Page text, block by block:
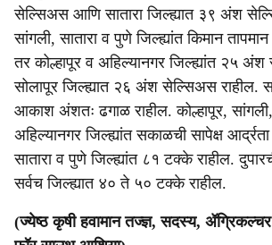
सेल्सिअस आणि सातारा जिल्ह्यात ३९ अंश
सांगली, सातारा व पुणे जिल्ह्यांत किमान
तर कोल्हापूर व अहिल्यानगर जिल्ह्यांत २५
सोलापूर जिल्ह्यात २६ अंश सेल्सिअस राहील.
आकाश अंशतः ढगाळ राहील. कोल्हापूर,
अहिल्यानगर जिल्ह्यांत सकाळची सापेक्ष
सातारा व पुणे जिल्ह्यांत ८१ टक्के राहील.
सर्वच जिल्ह्यात ४० ते ५० टक्के राहील.
(ज्येष्ठ कृषी हवामान तज्ज्ञ, सदस्य,